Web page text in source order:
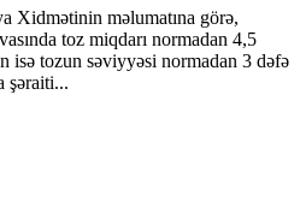
Xidmətinin məlumatına görə,
toz miqdarı normadan 4,5
isə tozun səviyyəsi normadan 3 dəfə
şəraiti...